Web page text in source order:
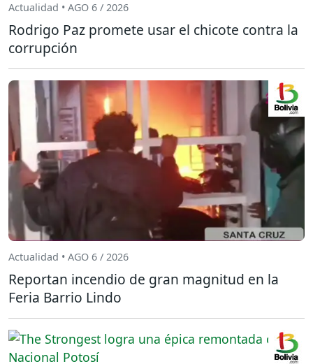
Actualidad • AGO 6 / 2026
Rodrigo Paz promete usar el chicote contra la
corrupción
Actualidad • AGO 6 / 2026
Reportan incendio de gran magnitud en la
Feria Barrio Lindo